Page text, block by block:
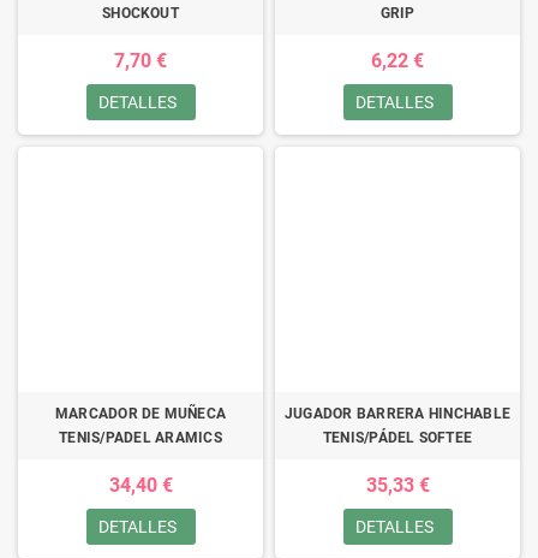
SHOCKOUT
7,70 €
DETALLES
GRIP
6,22 €
DETALLES
MARCADOR DE MUÑECA
TENIS/PADEL ARAMICS
34,40 €
DETALLES
JUGADOR BARRERA HINCHABLE
TENIS/PÁDEL SOFTEE
35,33 €
DETALLES